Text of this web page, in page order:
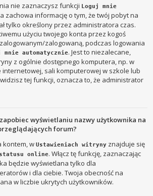
nie zaznaczysz funkcji Loguj mnie
zachowa informację o tym, że twój pobyt na
tylko określony przez administratora czas.
użyciu twojego konta przez kogoś
zalogowaną, podczas logowania
mnie automatycznie. Jest to niezalecane,
z ogólnie dostępnego komputera, np. w
sali komputerowej w szkole lub
tej funkcji, oznacza to, że administrator
wyświetlaniu nazwy użytkownika na
forum?
kontem, wUstawieniach witryny znajduje się
online. Włącz tę funkcję, zaznaczając
będzie wyświetlana tylko dla
i dla ciebie. Twoja obecność na
w liczbie ukrytych użytkowników.